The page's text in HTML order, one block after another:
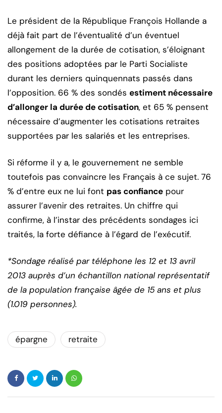
Le président de la République François Hollande a
déjà fait part de l’éventualité d’un éventuel
allongement de la durée de cotisation, s’éloignant
des positions adoptées par le Parti Socialiste
durant les derniers quinquennats passés dans
l’opposition. 66 % des sondés estiment nécessaire
d’allonger la durée de cotisation, et 65 % pensent
nécessaire d’augmenter les cotisations retraites
supportées par les salariés et les entreprises.
Si réforme il y a, le gouvernement ne semble
toutefois pas convaincre les Français à ce sujet. 76
% d’entre eux ne lui font pas confiance pour
assurer l’avenir des retraites. Un chiffre qui
confirme, à l’instar des précédents sondages ici
traités, la forte défiance à l’égard de l’exécutif.
*Sondage réalisé par téléphone les 12 et 13 avril
2013 auprès d’un échantillon national représentatif
de la population française âgée de 15 ans et plus
(1.019 personnes).
épargne retraite